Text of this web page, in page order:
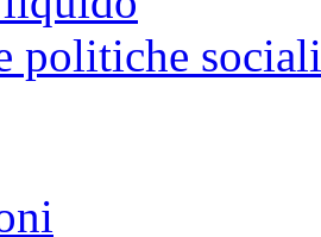
politiche sociali